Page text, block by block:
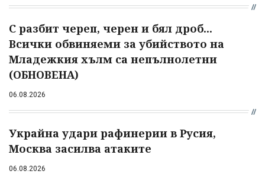
С разбит череп, черен и бял дроб...
Всички обвиняеми за убийството на
Младежкия хълм са непълнолетни
(ОБНОВЕНА)
06.08.2026
Украйна удари рафинерии в Русия,
Москва засилва атаките
06.08.2026